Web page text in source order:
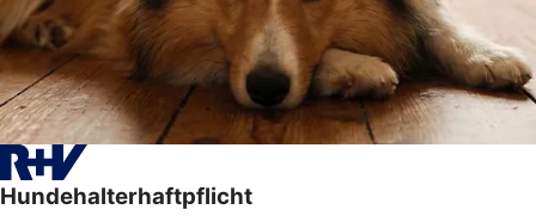
Hundehalterhaftpflicht